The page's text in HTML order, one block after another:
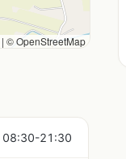
| © OpenStreetMap
08:30-21:30